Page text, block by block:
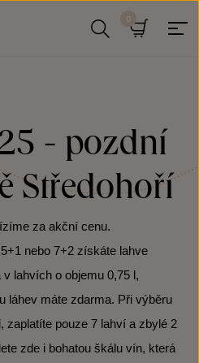
- pozdní
Středohoří
za akční cenu.
nebo 7+2 získáte lahve
lahvích o objemu 0,75 l,
láhev máte zdarma. Při výběru
zaplatíte pouze 7 lahví a zbylé 2
zde i bohatou škálu vín, která